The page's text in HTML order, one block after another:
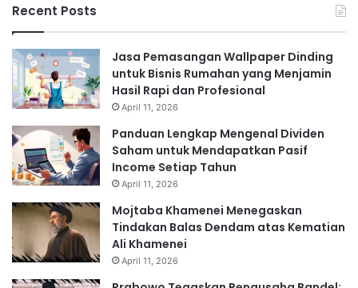
Recent Posts
Jasa Pemasangan Wallpaper Dinding
untuk Bisnis Rumahan yang Menjamin
Hasil Rapi dan Profesional
April 11, 2026
Panduan Lengkap Mengenal Dividen
Saham untuk Mendapatkan Pasif
Income Setiap Tahun
April 11, 2026
Mojtaba Khamenei Menegaskan
Tindakan Balas Dendam atas Kematian
Ali Khamenei
April 11, 2026